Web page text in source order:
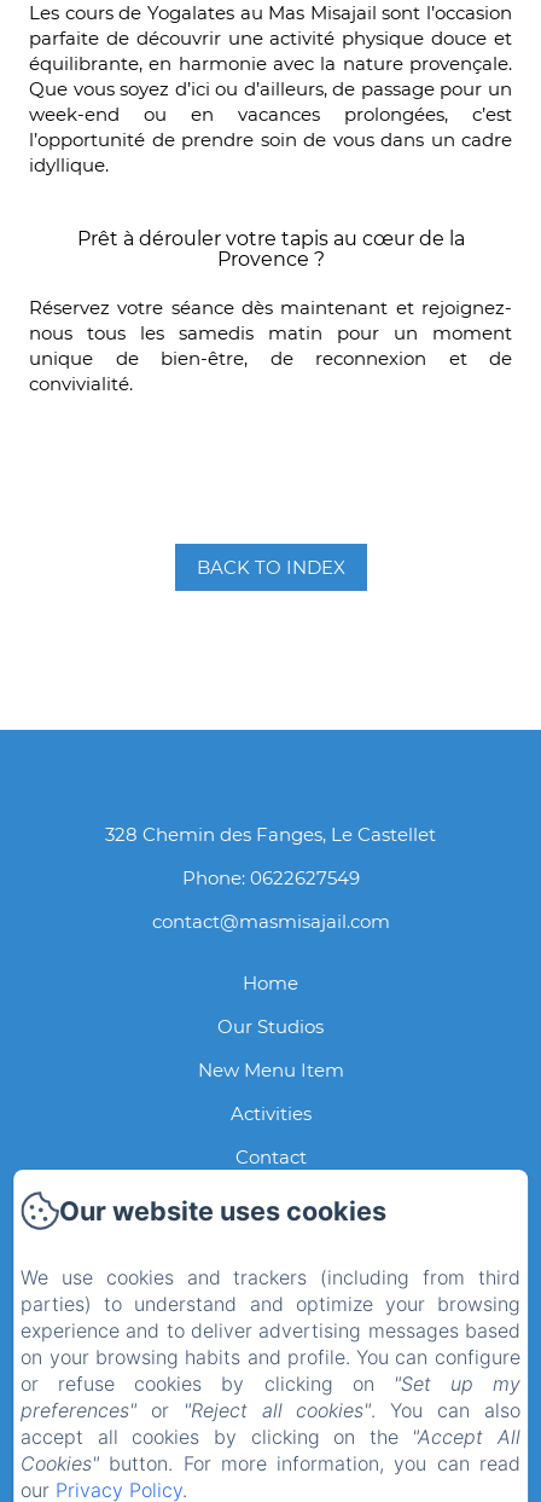
Les cours de Yogalates au Mas Misajail sont l’occasion
parfaite de découvrir une activité physique douce et
équilibrante, en harmonie avec la nature provençale.
Que vous soyez d’ici ou d’ailleurs, de passage pour un
week-end ou en vacances prolongées, c’est
l’opportunité de prendre soin de vous dans un cadre
idyllique.
Prêt à dérouler votre tapis au cœur de la
Provence ?
Réservez votre séance dès maintenant et rejoignez-
nous tous les samedis matin pour un moment
unique de bien-être, de reconnexion et de
convivialité.
BACK TO INDEX
328 Chemin des Fanges, Le Castellet
Phone: 0622627549
contact@masmisajail.com
Home
Our Studios
New Menu Item
Activities
Contact
Photo Gallery
Privacy Policy
Legal Information
Cookies Information
EN
FR
Powered using Amenitiz
Our website uses cookies
We use cookies and trackers (including from third
parties) to understand and optimize your browsing
experience and to deliver advertising messages based
on your browsing habits and profile. You can configure
or refuse cookies by clicking on
"Set up my
preferences" or "Reject all cookies". You can also
accept all cookies by clicking on the "Accept All
Cookies" button. For more information, you can read
our Privacy Policy.